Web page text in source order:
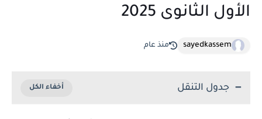
الثانوى 2025
sayedkassem منذ عام
جدول التنقل